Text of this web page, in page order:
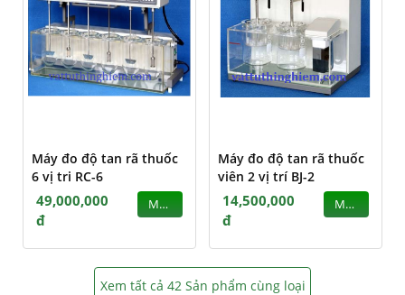
Máy đo độ tan rã thuốc
6 vị tri RC-6
49,000,000
đ
MUA
Máy đo độ tan rã thuốc
viên 2 vị trí BJ-2
14,500,000
đ
MUA
Xem tất cả 42 Sản phẩm cùng loại